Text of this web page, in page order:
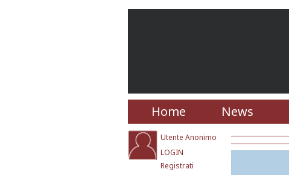
Home News
Utente Anonimo
LOGIN
Registrati